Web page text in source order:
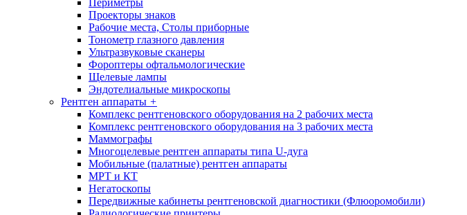
Периметры
Проекторы знаков
Рабочие места, Столы приборные
Тонометр глазного давления
Ультразвуковые сканеры
Фороптеры офтальмологические
Щелевые лампы
Эндотелиальные микроскопы
Рентген аппараты +
Комплекс рентгеновского оборудования на 2 рабочих места
Комплекс рентгеновского оборудования на 3 рабочих места
Маммографы
Многоцелевые рентген аппараты типа U-дуга
Мобильные (палатные) рентген аппараты
МРТ и КТ
Негатоскопы
Передвижные кабинеты рентгеновской диагностики (Флюоромобили)